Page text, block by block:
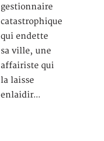
gestionnaire
catastrophique
qui endette
sa ville, une
affairiste qui
la laisse
enlaidir…